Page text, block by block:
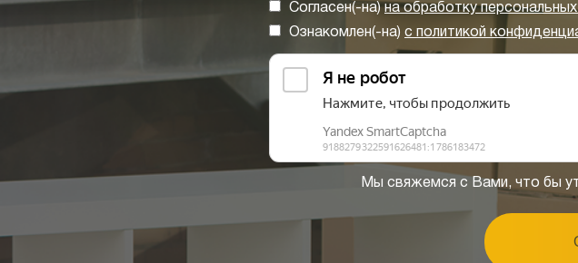
Согласен(-на)на обработку
Ознакомлен(-на) с политикой
Мы свяжемся с Вами, что бы